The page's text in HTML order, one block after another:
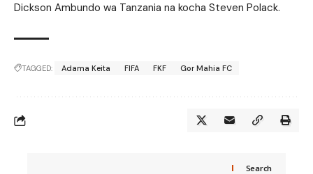
Dickson Ambundo wa Tanzania na kocha Steven Polack.
TAGGED: Adama Keita FIFA FKF Gor Mahia FC
Search